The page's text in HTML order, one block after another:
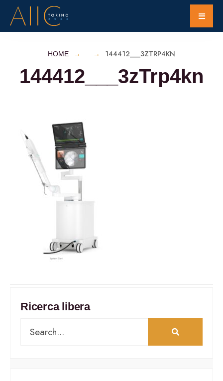
HOME 144412___3ZTRP4KN
144412___3zTrp4kn
Ricerca libera